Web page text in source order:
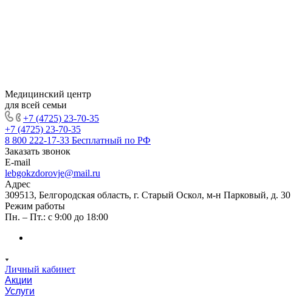
Медицинский центр
для всей семьи
+7 (4725) 23-70-35
+7 (4725) 23-70-35
8 800 222-17-33 Бесплатный по РФ
Заказать звонок
E-mail
lebgokzdorovje@mail.ru
Адрес
309513, Белгородская область, г. Старый Оскол, м-н Парковый, д. 30
Режим работы
Пн. – Пт.: с 9:00 до 18:00
Личный кабинет
Акции
Услуги